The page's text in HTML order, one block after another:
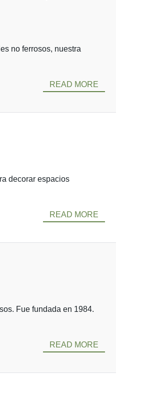
no ferrosos, nuestra
READ MORE
decorar espacios
READ MORE
Fue fundada en 1984.
READ MORE